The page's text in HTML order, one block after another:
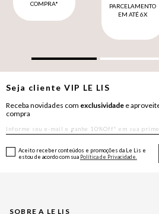
COMPRA*
PARCELAMENTO
EM ATÉ 6X
Seja clienteVIP LE LIS
Receba novidades com exclusividade e
compra
Aceito receber conteúdos e promoções da Le Lis e
estou de acordo com sua Política de Privacidade.
SOBRE A LE LIS